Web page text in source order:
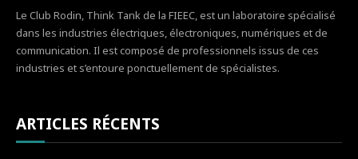
Le Club Rodin, Think Tank de la FIEEC, est un laboratoire spécialisé
dans les industries électriques, électroniques, numériques et de
communication. Il est composé de professionnels issus de ces
industries et s’entoure ponctuellement de spécialistes.
ARTICLES RÉCENTS